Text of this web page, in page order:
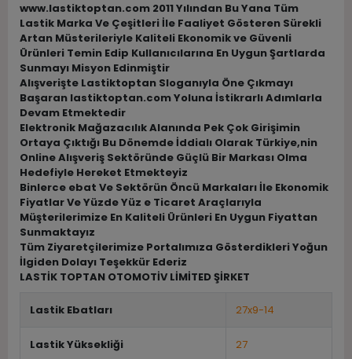
www.lastiktoptan.com 2011 Yılından Bu Yana Tüm
Lastik Marka Ve Çeşitleri İle Faaliyet Gösteren Sürekli
Artan Müsterileriyle Kaliteli Ekonomik ve Güvenli
Ürünleri Temin Edip Kullanıcılarına En Uygun Şartlarda
Sunmayı Misyon Edinmiştir
Alışverişte Lastiktoptan Sloganıyla Öne Çıkmayı
Başaran lastiktoptan.com Yoluna İstikrarlı Adımlarla
Devam Etmektedir
Elektronik Mağazacılık Alanında Pek Çok Girişimin
Ortaya Çıktığı Bu Dönemde İddialı Olarak Türkiye,nin
Online Alışveriş Sektöründe Güçlü Bir Markası Olma
Hedefiyle Hereket Etmekteyiz
Binlerce ebat Ve Sektörün Öncü Markaları İle Ekonomik
Fiyatlar Ve Yüzde Yüz e Ticaret Araçlarıyla
Müşterilerimize En Kaliteli Ürünleri En Uygun Fiyattan
Sunmaktayız
Tüm Ziyaretçilerimize Portalımıza Gösterdikleri Yoğun
İlgiden Dolayı Teşekkür Ederiz
LASTİK TOPTAN OTOMOTİV LİMİTED ŞİRKET
Lastik Ebatları 27x9-14
Lastik Yüksekliği 27